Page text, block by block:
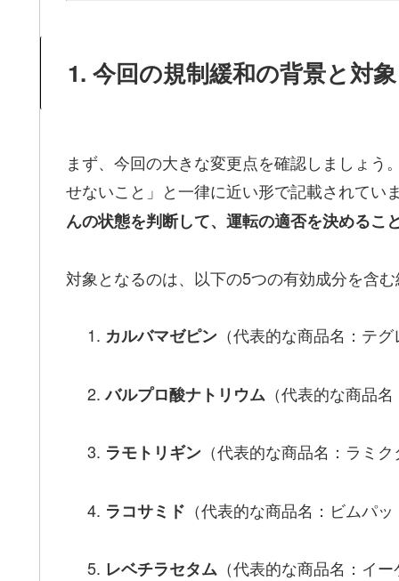
1. 今回の規制緩和の背景と対
まず、今回の大きな変更点を確認しましょう
せないこと」と一律に近い形で記載されてい
んの状態を判断して、運転の適否を決めるこ
対象となるのは、以下の5つの有効成分を含む
カルバマゼピン（代表的な商品名：テグ
バルプロ酸ナトリウム （代表的な商品
ラモトリギン（代表的な商品名：ラミク
ラコサミド （代表的な商品名：ビムパッ
レベチラセタム （代表的な商品名：イー